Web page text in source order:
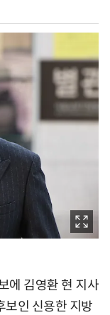
에 김영환 현 지사
보인 신용한 지방